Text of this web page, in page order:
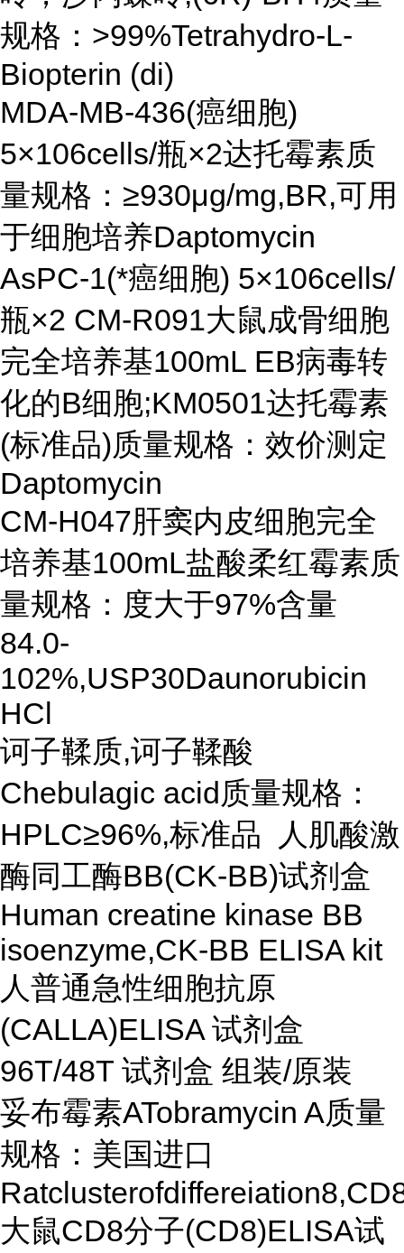
规格：>99%Tetrahydro-L-
Biopterin (di)
MDA-MB-436(癌细胞)
5×106cells/瓶×2达托霉素质
量规格：≥930μg/mg,BR,可用
于细胞培养Daptomycin
AsPC-1(*癌细胞) 5×106cells/
瓶×2 CM-R091大鼠成骨细胞
完全培养基100mL EB病毒转
化的B细胞;KM0501达托霉素
(标准品)质量规格：效价测定
Daptomycin
CM-H047肝窦内皮细胞完全
培养基100mL盐酸柔红霉素质
量规格：度大于97%含量
84.0-
102%,USP30Daunorubicin
HCl
诃子鞣质,诃子鞣酸
Chebulagic acid质量规格：
HPLC≥96%,标准品 人肌酸激
酶同工酶BB(CK-BB)试剂盒
Human creatine kinase BB
isoenzyme,CK-BB ELISA kit
人普通急性细胞抗原
(CALLA)ELISA 试剂盒
96T/48T 试剂盒 组装/原装
妥布霉素ATobramycin A质量
规格：美国进口
大鼠CD8分子(CD8)ELISA试